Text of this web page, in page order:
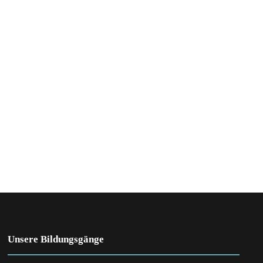
Unsere Bildungsgänge